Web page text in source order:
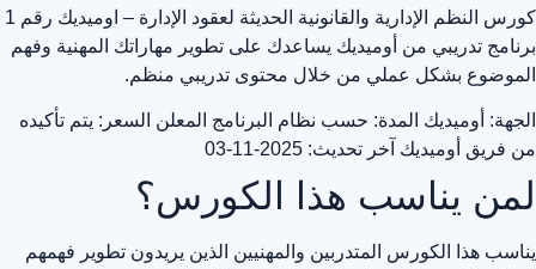
كورس النظم الإدارية والقانونية الحديثة لعقود الإدارة – اوميديك رقم 1
برنامج تدريبي من أوميديك يساعدك على تطوير مهاراتك المهنية وفهم
الموضوع بشكل عملي من خلال محتوى تدريبي منظم.
الجهة: أوميديك المدة: حسب نظام البرنامج المعلن السعر: يتم تأكيده
من فريق أوميديك آخر تحديث: 2025-11-03
لمن يناسب هذا الكورس؟
يناسب هذا الكورس المتدربين والمهنيين الذين يريدون تطوير فهمهم